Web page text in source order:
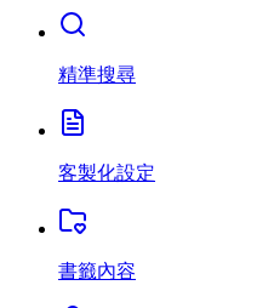
精準搜尋
客製化設定
書籤內容